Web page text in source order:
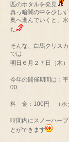
匹のホタルを発見
真っ暗闇の中を少し
奥へ進んでいくと、
た
そんな、白馬クリス
では
明日６月２７日（木
今年の開催期間は：
00
料 金：100円 （ホタ
時間内にスノーハー
とができます